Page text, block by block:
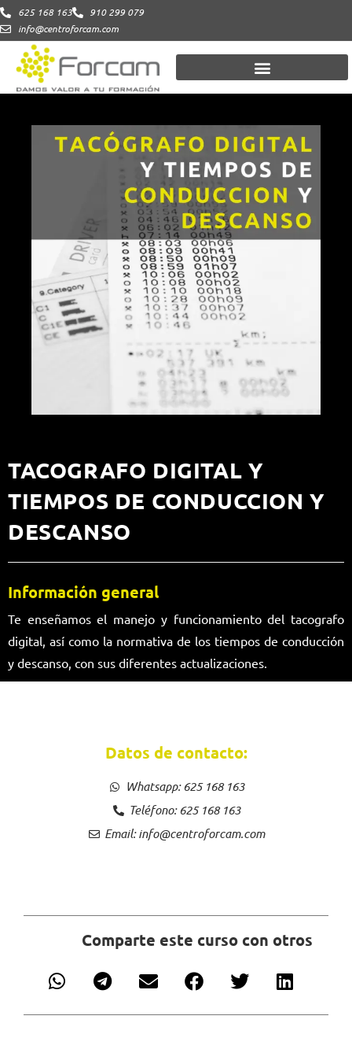
625 168 163
910 299 079
info@centroforcam.com
TACOGRAFO DIGITAL Y
TIEMPOS DE CONDUCCION Y
DESCANSO
Información general
Te enseñamos el manejo y funcionamiento del tacografo
digital, así como la normativa de los tiempos de conducción
y descanso, con sus diferentes actualizaciones.
Datos de contacto:
Whatsapp: 625 168 163
Teléfono: 625 168 163
Email: info@centroforcam.com
Comparte este curso con otros